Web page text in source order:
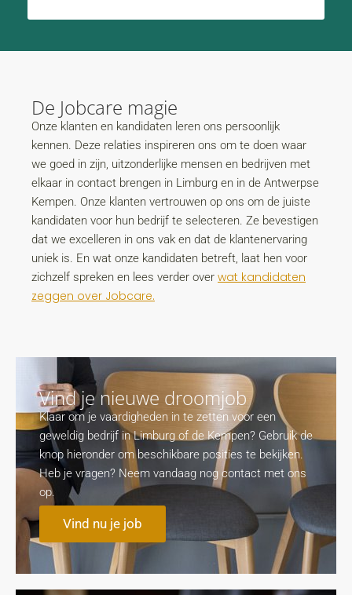
De Jobcare magie
Onze klanten en kandidaten leren ons persoonlijk
kennen. Deze relaties inspireren ons om te doen waar
we goed in zijn, uitzonderlijke mensen en bedrijven met
elkaar in contact brengen in Limburg en in de Antwerpse
Kempen. Onze klanten vertrouwen op ons om de juiste
kandidaten voor hun bedrijf te selecteren. Ze bevestigen
dat we excelleren in ons vak en dat de klantenervaring
uniek is. En wat onze kandidaten betreft, laat hen voor
zichzelf spreken en lees verder over wat kandidaten
zeggen over Jobcare.
Vind je nieuwe droomjob
Klaar om je vaardigheden in te zetten voor een
geweldig bedrijf in Limburg of de Kempen? Gebruik de
knop hieronder om beschikbare posities te bekijken.
Heb je vragen? Neem vandaag nog contact met ons
op.
Vind nu je job